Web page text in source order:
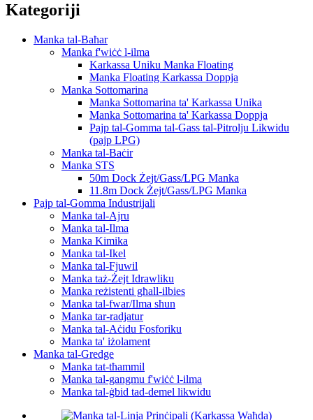
Kategoriji
Manka tal-Baħar
Manka f'wiċċ l-ilma
Karkassa Uniku Manka Floating
Manka Floating Karkassa Doppja
Manka Sottomarina
Manka Sottomarina ta' Karkassa Unika
Manka Sottomarina ta' Karkassa Doppja
Pajp tal-Gomma tal-Gass tal-Pitrolju Likwidu
(pajp LPG)
Manka tal-Baċir
Manka STS
50m Dock Żejt/Gass/LPG Manka
11.8m Dock Żejt/Gass/LPG Manka
Pajp tal-Gomma Industrijali
Manka tal-Ajru
Manka tal-Ilma
Manka Kimika
Manka tal-Ikel
Manka tal-Fjuwil
Manka taż-Żejt Idrawliku
Manka reżistenti għall-ilbies
Manka tal-fwar/Ilma sħun
Manka tar-radjatur
Manka tal-Aċidu Fosforiku
Manka ta' iżolament
Manka tal-Gredge
Manka tat-tħammil
Manka tal-gangmu f'wiċċ l-ilma
Manka tal-ġbid tad-demel likwidu